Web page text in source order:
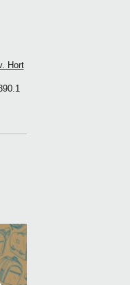
Hort